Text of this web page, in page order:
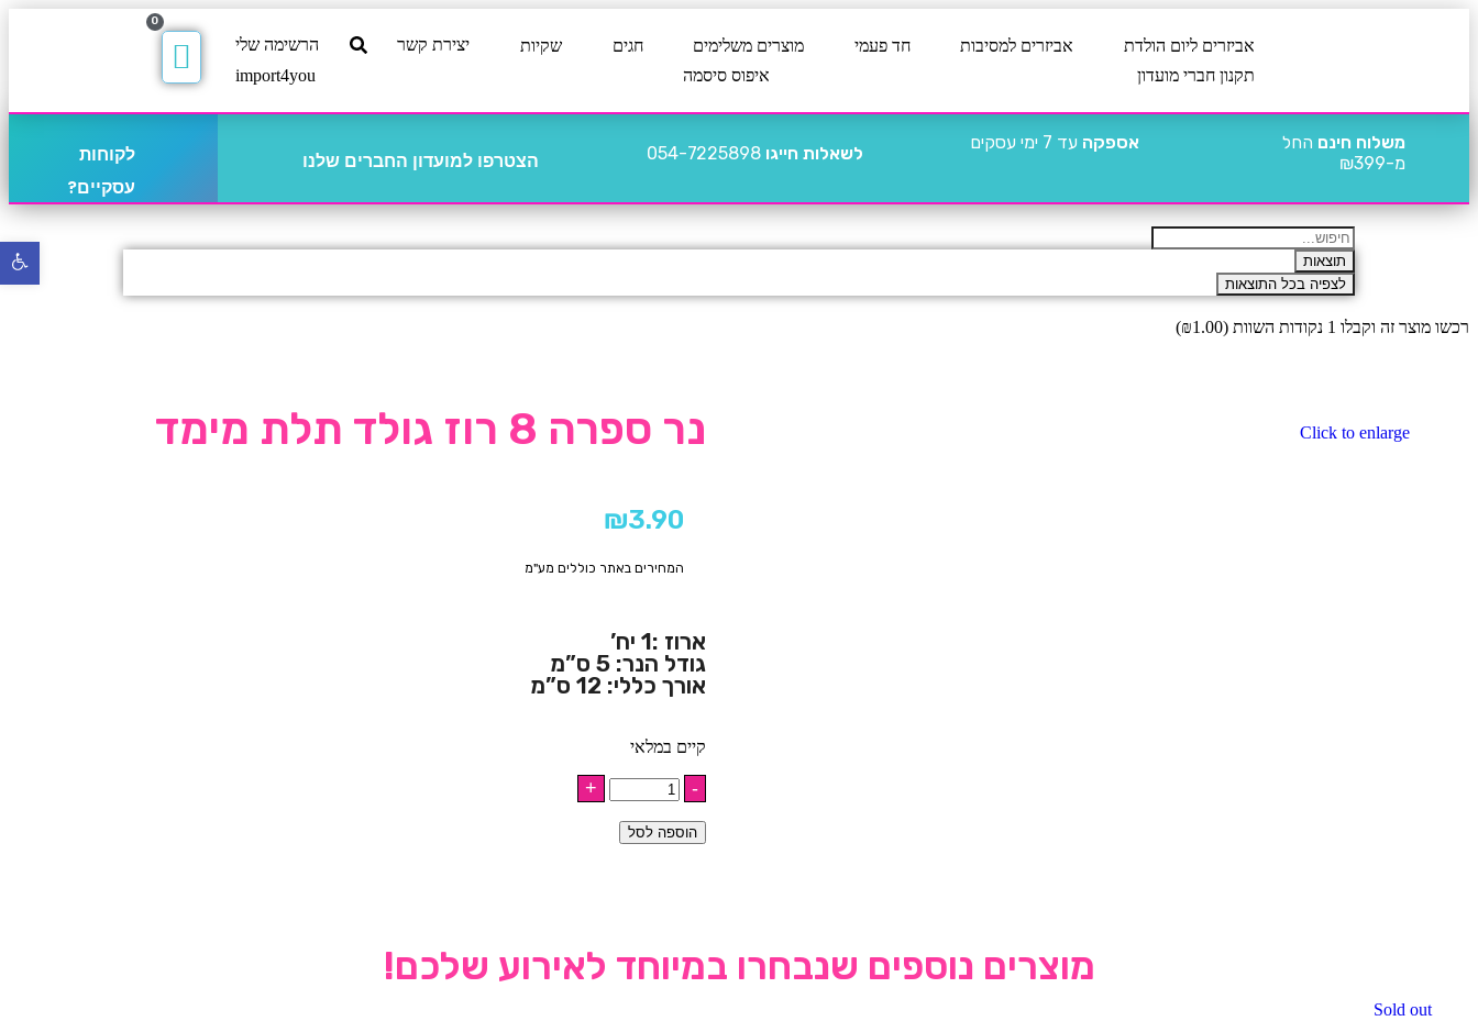
אביזרים ליום הולדת אביזרים למסיבות חד פעמי מוצרים משלימים חגים שקיות יצירת קשר
הרשימה שלי
תקנון חברי מועדון
איפוס סיסמה import4you
0
משלוח חינם החל
מ-₪399
אספקה עד 7 ימי עסקים
לשאלות חייגו 054-7225898 הצטרפו למועדון החברים שלנו
לקוחות
עסקיים?
תוצאות
לצפיה בכל התוצאות
רכשו מוצר זה וקבלו 1 נקודות השוות ( ₪1.00
)
Click to enlarge נר ספרה 8 רוז גולד תלת מימד
₪3.90
המחירים באתר כוללים מע"מ
ארוז :1 יח’
גודל הנר: 5 ס”מ
אורך כללי: 12 ס”מ
קיים במלאי
הוספה לסל
מוצרים נוספים שנבחרו במיוחד לאירוע שלכם!
Sold out
פתח